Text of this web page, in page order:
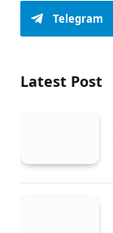
Telegram
Latest Post